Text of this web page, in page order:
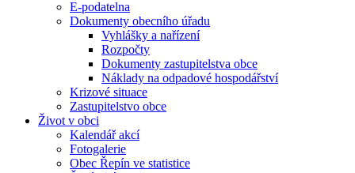
E-podatelna
Dokumenty obecního úřadu
Vyhlášky a nařízení
Rozpočty
Dokumenty zastupitelstva obce
Náklady na odpadové hospodářství
Krizové situace
Zastupitelstvo obce
Život v obci
Kalendář akcí
Fotogalerie
Obec Řepín ve statistice